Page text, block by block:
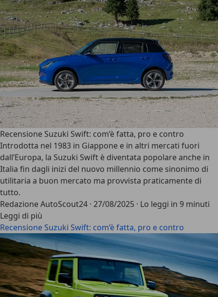
Recensione Suzuki Swift: com’è fatta, pro e contro
Introdotta nel 1983 in Giappone e in altri mercati fuori
dall’Europa, la Suzuki Swift è diventata popolare anche in
Italia fin dagli inizi del nuovo millennio come sinonimo di
utilitaria a buon mercato ma provvista praticamente di
tutto.
Redazione AutoScout24 · 27/08/2025 · Lo leggi in 9 minuti
Leggi di più
Recensione Suzuki Swift: com’è fatta, pro e contro